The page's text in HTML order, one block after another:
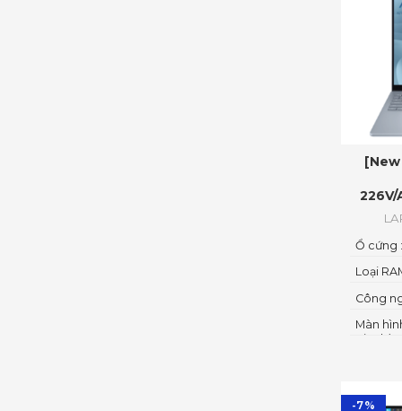
226V/
Màn
pixels)
Công
Loại
Ổ cứng
-7%